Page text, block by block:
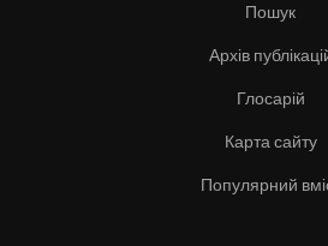
Пошук
Архів
Глосарій
Карта сайту
Популярний